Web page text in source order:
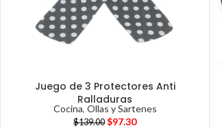
Juego de 3 Protectores Anti
Ralladuras
Cocina, Ollas y Sartenes
$139.00 $97.30